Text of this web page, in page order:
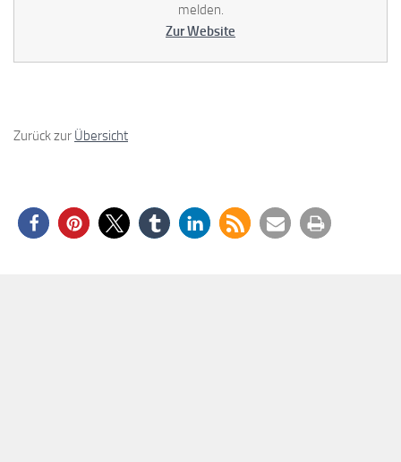
melden.
Zur Website
Zurück zur Übersicht